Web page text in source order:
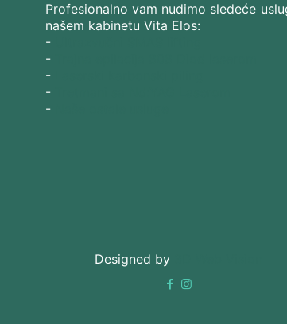
Profesionalno vam nudimo sledeće
našem kabinetu Vita Elos:
-
-
-
-
-
Designed by